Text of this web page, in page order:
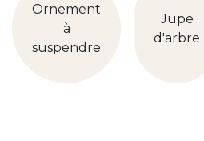
Ornement
à
suspendre
Jupe
d'arbre